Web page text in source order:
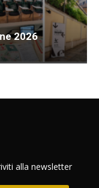
2026
alla newsletter